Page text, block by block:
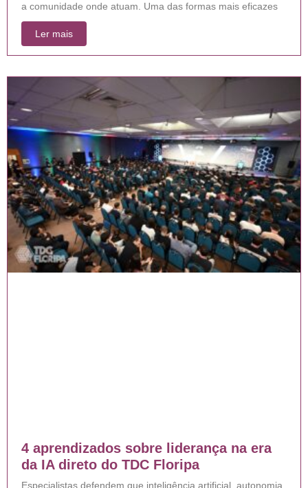
a comunidade onde atuam. Uma das formas mais eficazes
Ler mais
4 aprendizados sobre liderança na era
da IA direto do TDC Floripa
Especialistas defendem que inteligência artificial, autonomia